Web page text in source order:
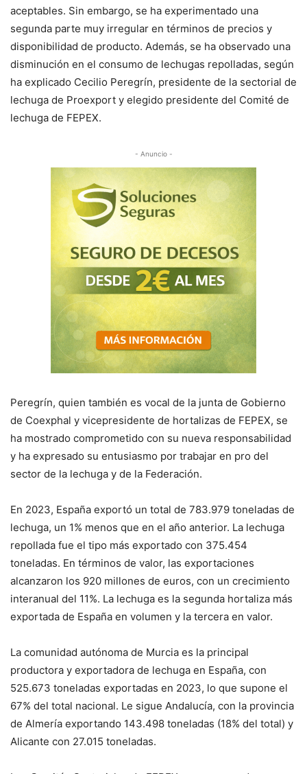
aceptables. Sin embargo, se ha experimentado una
segunda parte muy irregular en términos de precios y
disponibilidad de producto. Además, se ha observado una
disminución en el consumo de lechugas repolladas, según
ha explicado Cecilio Peregrín, presidente de la sectorial de
lechuga de Proexport y elegido presidente del Comité de
lechuga de FEPEX.
- Anuncio -
Peregrín, quien también es vocal de la junta de Gobierno
de Coexphal y vicepresidente de hortalizas de FEPEX, se
ha mostrado comprometido con su nueva responsabilidad
y ha expresado su entusiasmo por trabajar en pro del
sector de la lechuga y de la Federación.
En 2023, España exportó un total de 783.979 toneladas de
lechuga, un 1% menos que en el año anterior. La lechuga
repollada fue el tipo más exportado con 375.454
toneladas. En términos de valor, las exportaciones
alcanzaron los 920 millones de euros, con un crecimiento
interanual del 11%. La lechuga es la segunda hortaliza más
exportada de España en volumen y la tercera en valor.
La comunidad autónoma de Murcia es la principal
productora y exportadora de lechuga en España, con
525.673 toneladas exportadas en 2023, lo que supone el
67% del total nacional. Le sigue Andalucía, con la provincia
de Almería exportando 143.498 toneladas (18% del total) y
Alicante con 27.015 toneladas.